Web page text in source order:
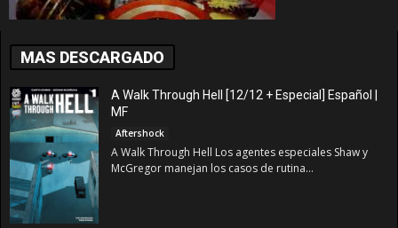
MAS DESCARGADO
A Walk Through Hell [12/12 + Especial] Español |
MF
Aftershock
A Walk Through Hell Los agentes especiales Shaw y
McGregor manejan los casos de rutina...